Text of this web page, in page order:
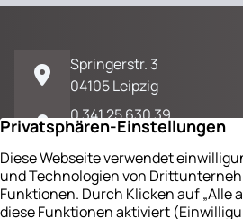
Springerstr. 3
04105 Leipzig
0 341 25 630 39
E-Mail / Kontakt
Impressum
Datenschutz